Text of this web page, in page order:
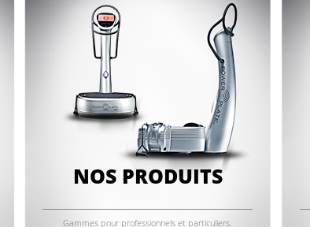
NOS PRODUITS
Gammes pour professionnels et particuliers.